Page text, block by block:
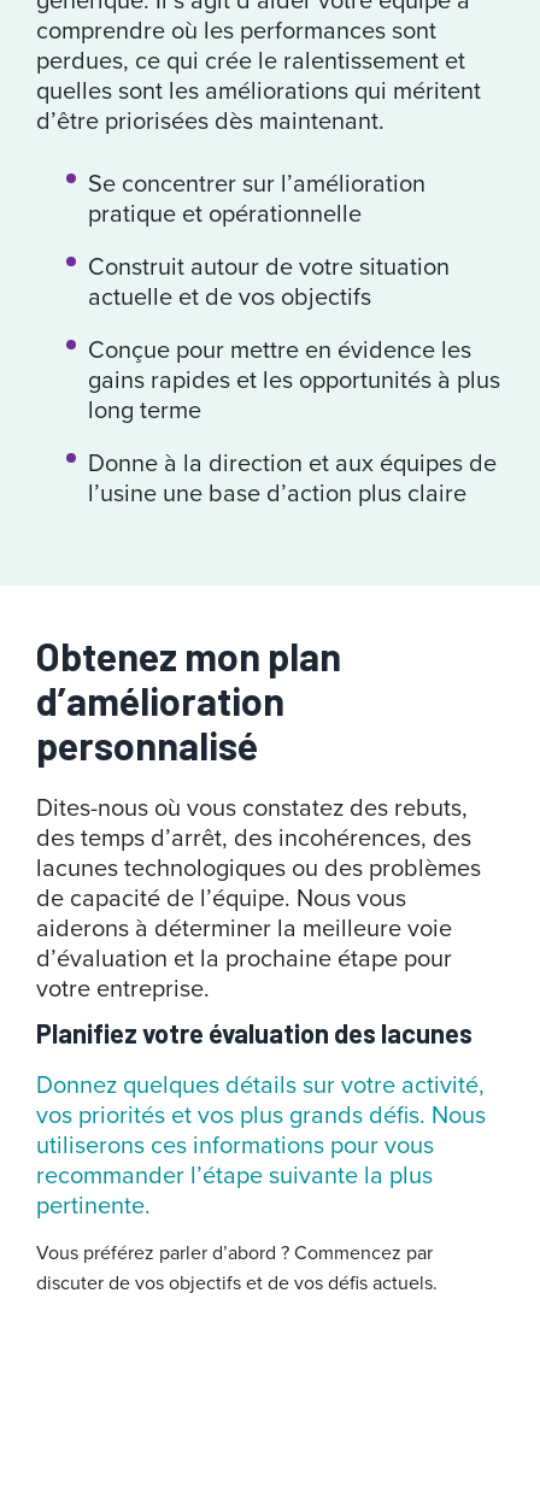
Si vous pensez que votre entreprise perd en
performance à cause de rebuts, de temps
d’arrêt, de processus incohérents ou de
lacunes dans les capacités, la meilleure
étape consiste à rendre ces problèmes
visibles et à donner la priorité aux bonnes
solutions.
personnalisé
comprendre où les performances sont
perdues, ce qui crée le ralentissement et
quelles sont les améliorations qui méritent
d’être priorisées dès maintenant.
Se concentrer sur l’amélioration
pratique et opérationnelle
Construit autour de votre situation
actuelle et de vos objectifs
Conçue pour mettre en évidence les
gains rapides et les opportunités à plus
long terme
Donne à la direction et aux équipes de
l’usine une base d’action plus claire
Obtenez mon plan
d’amélioration
personnalisé
Dites-nous où vous constatez des rebuts,
des temps d’arrêt, des incohérences, des
lacunes technologiques ou des problèmes
de capacité de l’équipe. Nous vous
aiderons à déterminer la meilleure voie
d’évaluation et la prochaine étape pour
votre entreprise.
Planifiez votre évaluation des lacunes
Donnez quelques détails sur votre activité,
vos priorités et vos plus grands défis. Nous
utiliserons ces informations pour vous
recommander l’étape suivante la plus
pertinente.
Vous préférez parler d’abord ? Commencez par
discuter de vos objectifs et de vos défis actuels.